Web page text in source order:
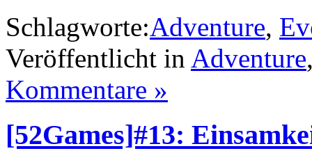
Schlagworte:Adventure,
Veröffentlicht in Adventure
Kommentare »
[52Games]#13: